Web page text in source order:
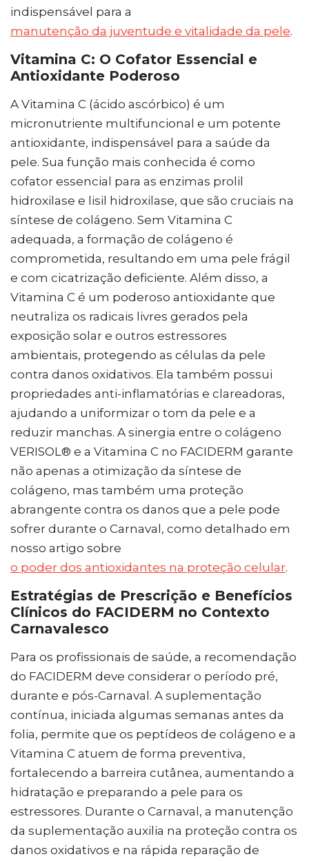
indispensável para a
manutenção da juventude e vitalidade da pele.
Vitamina C: O Cofator Essencial e
Antioxidante Poderoso
A Vitamina C (ácido ascórbico) é um
micronutriente multifuncional e um potente
antioxidante, indispensável para a saúde da
pele. Sua função mais conhecida é como
cofator essencial para as enzimas prolil
hidroxilase e lisil hidroxilase, que são cruciais na
síntese de colágeno. Sem Vitamina C
adequada, a formação de colágeno é
comprometida, resultando em uma pele frágil
e com cicatrização deficiente. Além disso, a
Vitamina C é um poderoso antioxidante que
neutraliza os radicais livres gerados pela
exposição solar e outros estressores
ambientais, protegendo as células da pele
contra danos oxidativos. Ela também possui
propriedades anti-inflamatórias e clareadoras,
ajudando a uniformizar o tom da pele e a
reduzir manchas. A sinergia entre o colágeno
VERISOL® e a Vitamina C no FACIDERM garante
não apenas a otimização da síntese de
colágeno, mas também uma proteção
abrangente contra os danos que a pele pode
sofrer durante o Carnaval, como detalhado em
nosso artigo sobre
o poder dos antioxidantes na proteção celular.
Estratégias de Prescrição e Benefícios
Clínicos do FACIDERM no Contexto
Carnavalesco
Para os profissionais de saúde, a recomendação
do FACIDERM deve considerar o período pré,
durante e pós-Carnaval. A suplementação
contínua, iniciada algumas semanas antes da
folia, permite que os peptídeos de colágeno e a
Vitamina C atuem de forma preventiva,
fortalecendo a barreira cutânea, aumentando a
hidratação e preparando a pele para os
estressores. Durante o Carnaval, a manutenção
da suplementação auxilia na proteção contra os
danos oxidativos e na rápida reparação de